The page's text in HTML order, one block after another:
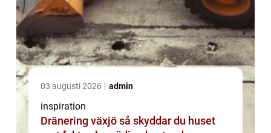
03 augusti 2026 admin
inspiration
Dränering växjö så skyddar du huset